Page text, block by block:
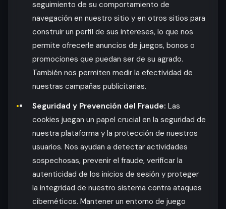
seguimiento de su comportamiento de
navegación en nuestro sitio y en otros sitios para
construir un perfil de sus intereses, lo que nos
permite ofrecerle anuncios de juegos, bonos o
promociones que puedan ser de su agrado.
También nos permiten medir la efectividad de
nuestras campañas publicitarias.
Seguridad y Prevención del Fraude: Las
cookies juegan un papel crucial en la seguridad de
nuestra plataforma y la protección de nuestros
usuarios. Nos ayudan a detectar actividades
sospechosas, prevenir el fraude, verificar la
autenticidad de los inicios de sesión y proteger
la integridad de nuestro sistema contra ataques
cibernéticos. Mantener un entorno de juego